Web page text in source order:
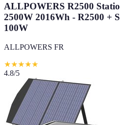
ALLPOWERS R2500
2500W 2016Wh - R2500 +
100W
ALLPOWERS FR
★★★★★
4.8/5